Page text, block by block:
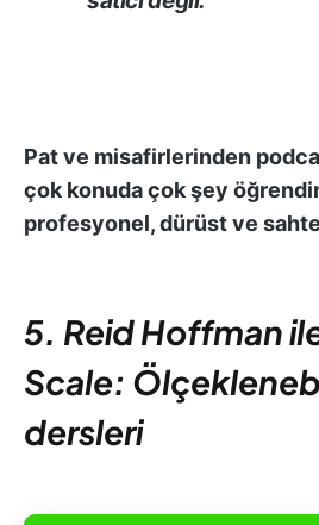
Pat ve misafirlerinden
çok konuda çok şey
profesyonel, dürüst ve
5. Reid Hoffman
Scale:
dersleri